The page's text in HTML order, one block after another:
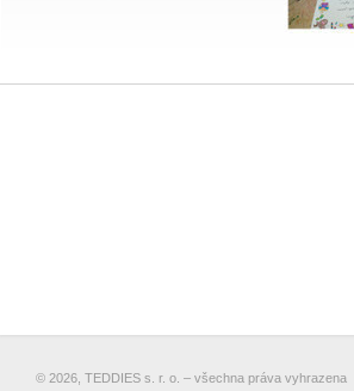
© 2026, TEDDIES s. r. o. – všechna práva vyhrazena